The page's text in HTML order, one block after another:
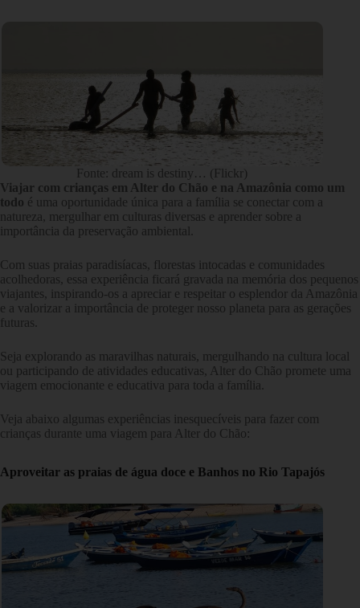
Fonte: dream is destiny… (Flickr)
Viajar com crianças em Alter do Chão e na Amazônia como um
todo é uma oportunidade única para a família se conectar com a
natureza, mergulhar em culturas diversas e aprender sobre a
importância da preservação ambiental.
Com suas praias paradisíacas, florestas intocadas e comunidades
acolhedoras, essa experiência ficará gravada na memória dos pequenos
viajantes, inspirando-os a apreciar e respeitar o esplendor da Amazônia
e a valorizar a importância de proteger nosso planeta para as gerações
futuras.
Seja explorando as maravilhas naturais, mergulhando na cultura local
ou participando de atividades educativas, Alter do Chão promete uma
viagem emocionante e educativa para toda a família.
Veja abaixo algumas experiências inesquecíveis para fazer com
crianças durante uma viagem para Alter do Chão:
Aproveitar as praias de água doce e Banhos no Rio Tapajós